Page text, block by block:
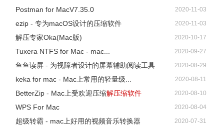
Postman for MacV7.35.0 2020-11-03
ezip - 专为macOS设计的压缩软件 2020-11-03
解压专家Oka(Mac版) 2020-10-17
Tuxera NTFS for Mac - mac... 2020-09-27
鱼鱼读屏 - 为视障者设计的屏幕辅助阅读工具 2020-08-29
keka for mac - Mac上常用的轻量级... 2020-08-11
BetterZip - Mac上受欢迎压缩解压缩软件 2020-08-10
WPS For Mac 2020-08-04
超级转霸 - mac上好用的视频音乐转换器 2020-07-31